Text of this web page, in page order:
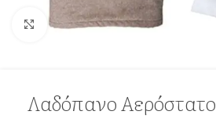
Click to enlarge
Λαδόπανο Αερόστατο